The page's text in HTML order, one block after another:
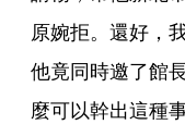
原婉拒。還好，
他竟同時邀了館
麼可以幹出這種事